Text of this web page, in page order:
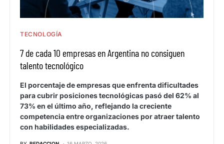
TECNOLOGÍA
7 de cada 10 empresas en Argentina no consiguen
talento tecnológico
El porcentaje de empresas que enfrenta dificultades
para cubrir posiciones tecnológicas pasó del 62% al
73% en el último año, reflejando la creciente
competencia entre organizaciones por atraer talento
con habilidades especializadas.